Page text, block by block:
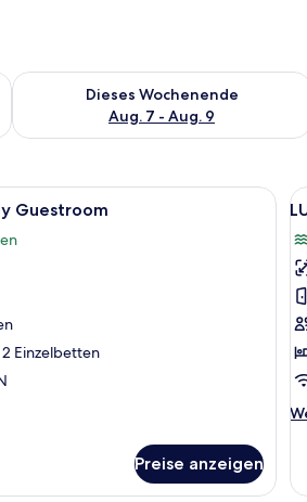
Aug. 7 - Aug. 8.
Dieses Wochenende
Aug. 7 - Aug. 9
Überprüfe die Verfügbarkeit für
Sessel, einer Couch und einem Balkon
Ein modernes Schlafzimmer mit
Guestroom
Einzelbetten
Preise anzeigen